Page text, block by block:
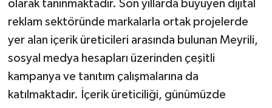
olarak tanınmaktadır. Son yıllarda büyüyen dijital
reklam sektöründe markalarla ortak projelerde
yer alan içerik üreticileri arasında bulunan Meyrili,
sosyal medya hesapları üzerinden çeşitli
kampanya ve tanıtım çalışmalarına da
katılmaktadır. İçerik üreticiliği, günümüzde